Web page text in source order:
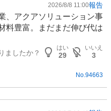
2026/8/8 11:00報告
、アクアソリューション事
料豊富。まだまだ伸び代は
ましたか？
はい
29
いいえ
3
No. 94663